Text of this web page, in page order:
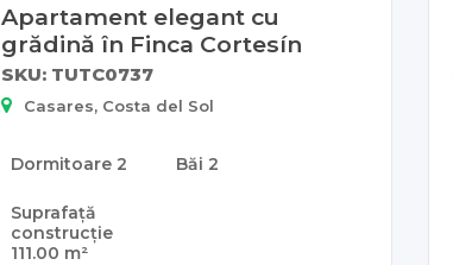
Apartament elegant cu
grădină în Finca Cortesín
SKU: TUTC0737
Casares, Costa del Sol
Dormitoare 2 Băi 2
Suprafață
construcție
111.00 m²